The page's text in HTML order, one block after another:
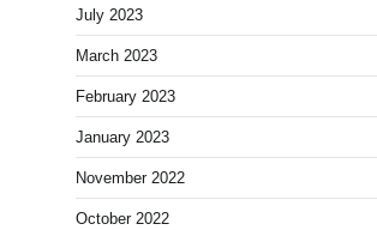
July 2023
March 2023
February 2023
January 2023
November 2022
October 2022